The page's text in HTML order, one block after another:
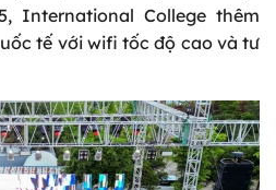
International College thêm
tế với wifi tốc độ cao và tư